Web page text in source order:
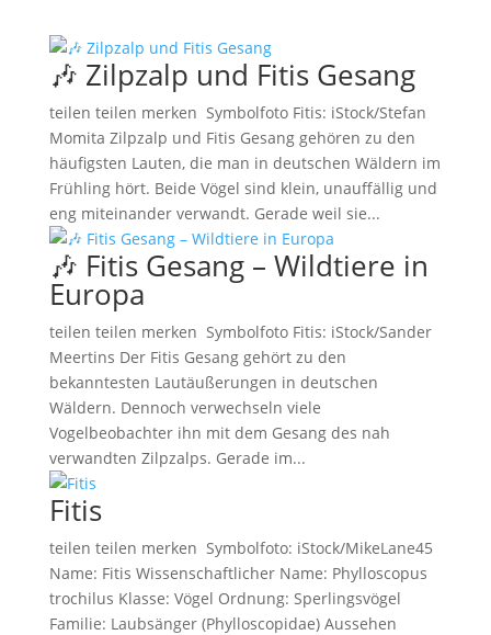
🎶 Zilpzalp und Fitis Gesang
teilen teilen merken Symbolfoto Fitis: iStock/Stefan
Momita Zilpzalp und Fitis Gesang gehören zu den
häufigsten Lauten, die man in deutschen Wäldern im
Frühling hört. Beide Vögel sind klein, unauffällig und
eng miteinander verwandt. Gerade weil sie...
🎶 Fitis Gesang – Wildtiere in
Europa
teilen teilen merken Symbolfoto Fitis: iStock/Sander
Meertins Der Fitis Gesang gehört zu den
bekanntesten Lautäußerungen in deutschen
Wäldern. Dennoch verwechseln viele
Vogelbeobachter ihn mit dem Gesang des nah
verwandten Zilpzalps. Gerade im...
Fitis
teilen teilen merken Symbolfoto: iStock/MikeLane45
Name: Fitis Wissenschaftlicher Name: Phylloscopus
trochilus Klasse: Vögel Ordnung: Sperlingsvögel
Familie: Laubsänger (Phylloscopidae) Aussehen